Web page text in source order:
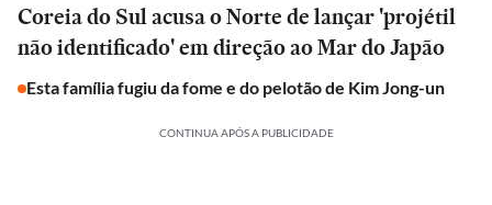
Coreia do Sul acusa o Norte de lançar 'projétil
não identificado' em direção ao Mar do Japão
Esta família fugiu da fome e do pelotão de Kim Jong-un
CONTINUA APÓS A PUBLICIDADE